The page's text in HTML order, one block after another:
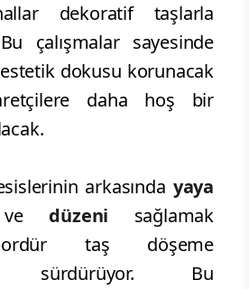
dekoratif taşlarla
çalışmalar sayesinde
dokusu korunacak
daha hoş bir
arkasında yaya
ve düzeni sağlamak
taş döşeme
sürdürüyor. Bu